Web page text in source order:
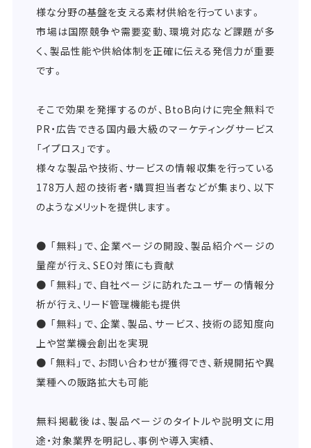
様な分野の基盤を支える素材供給を行っています。
市場は国際競争や需要変動、環境対応など課題が多
く、製品性能や供給体制を正確に伝える発信力が重要
です。
そこで効果を発揮するのが、BtoB向けに完全無料で
PR・広告できる国内最大級のマーケティングサービス
「イプロス」です。
様々な製品や技術、サービスの情報収集を行っている
178万人超の技術者・購買担当者などが集まり、以下
のようなメリットを提供します。
● 「無料」で、企業ページの開設、製品紹介ページの
量産が行え、SEO対策にも貢献
● 「無料」で、自社ページに訪れたユーザーの情報分
析が行え、リード管理機能も提供
● 「無料」で、企業、製品、サービス、技術の認知度向
上や営業機会創出を実現
● 「無料」で、お問い合わせが獲得でき、新規開拓や異
業種への販路拡大も可能
無料掲載後は、製品ページのタイトルや説明文に用
途・対象業界を明記し、事例や導入実績、